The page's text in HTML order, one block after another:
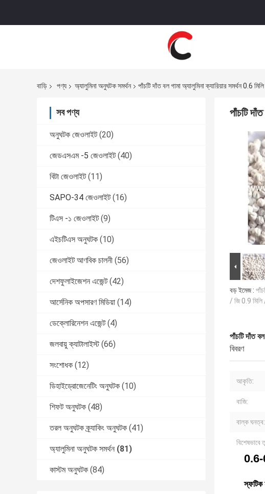
বাড়ি পণ্য অ্যালুমিনা অনুঘটক সমর্থন পাঁচটি দাঁত বল গামা অ্যালুমিনা ক্যারিয়ার সমর্থন 0.6
সব পণ্য
অনুঘটক জেওলাইট (20)
জেডএসএম -5 জেওলাইট (40)
বিটা জেওলাইট (11)
SAPO-34 জেওলাইট (16)
টিএস -১ জেওলাইট (9)
এইচটিএস অনুঘটক (10)
জেওলাইট আণবিক চালনী (56)
দেশফুলাইজেশন এজেন্ট (42)
আর্সেনিক অপসারণ মিডিয়া (14)
ডেক্লোরিনেশন এজেন্ট (4)
জলবায়ু ক্যাটালাইস্ট (66)
সংশোধক (12)
ডিহাইড্রোজেনেটিং অনুঘটক (10)
শিফট অনুঘটক (48)
তরল অনুঘটক ক্র্যাকিং অনুঘটক (41)
অ্যালুমিনা অনুঘটক সমর্থন (81)
কাস্টম অনুঘটক (84)
পাঁচটি
বড় ইমেজ :
/ জি 0.9 মিলি
পাঁচটি দাঁত
বিবরণ
আকৃতি:
বাজি:
বাল্ক ঘনত্ব:
বিশেষভাবে
0.6-
স্ফটিক